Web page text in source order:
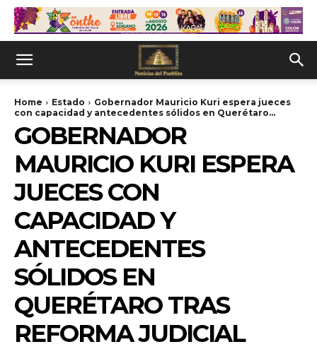
Home Estado
Gobernador Mauricio Kuri espera jueces
con capacidad y antecedentes sólidos en Querétaro...
GOBERNADOR
MAURICIO KURI ESPERA
JUECES CON
CAPACIDAD Y
ANTECEDENTES
SÓLIDOS EN
QUERÉTARO TRAS
REFORMA JUDICIAL